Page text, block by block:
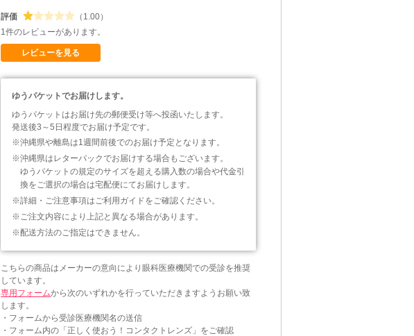
評価
（1.00）
1件のレビューがあります。
レビューを見る
ゆうパケットでお届けします。
ゆうパケットはお届け先の郵便受け等へ投函いたします。
発送後3～5日程度でお届け予定です。
沖縄県や離島は1週間前後でのお届け予定となります。
沖縄県はレターパックでお届けする場合もございます。
ゆうパケットの規定のサイズを超える購入数の場合や代金引
換をご選択の場合は宅配便にてお届けします。
詳細・ご注意事項はご利用ガイドをご確認ください。
ご注文内容により上記と異なる場合があります。
配送方法のご指定はできません。
こちらの商品はメーカーの意向により眼科医療機関での受診を推奨
しています。
専用フォームから次のいずれかを行っていただきますようお願い致
します。
・フォームから受診医療機関名の送信
・フォーム内の「正しく使おう！コンタクトレンズ」をご確認